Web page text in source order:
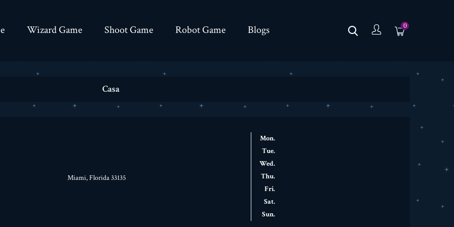
Wizard Game Shoot Game Robot Game Blogs 0
Casa
Miami, Florida 33135
Mon.
Tue.
Wed.
Thu.
Fri.
Sat.
Sun.